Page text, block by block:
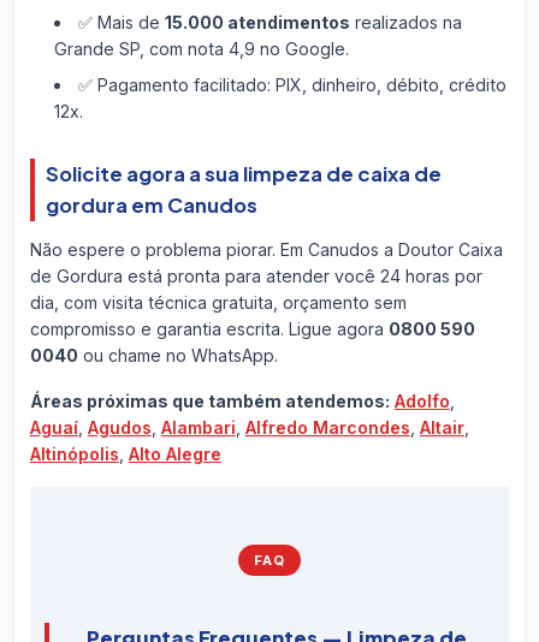
✅ Mais de 15.000 atendimentos realizados na
Grande SP, com nota 4,9 no Google.
✅ Pagamento facilitado: PIX, dinheiro, débito, crédito
12x.
Solicite agora a sua limpeza de caixa de
gordura em Canudos
Não espere o problema piorar. Em Canudos a Doutor Caixa
de Gordura está pronta para atender você 24 horas por
dia, com visita técnica gratuita, orçamento sem
compromisso e garantia escrita. Ligue agora 0800 590
0040 ou chame no WhatsApp.
Áreas próximas que também atendemos: Adolfo
Aguaí, Agudos Alambari Alfredo Marcondes Altair,
Altinópolis Alto Alegre
FAQ